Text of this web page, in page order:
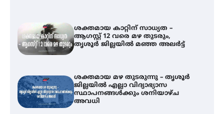
ശക്തമായ കാറ്റിന് സാധ്യത –
ആഗസ്റ്റ് 12 വരെ മഴ തുടരും,
തൃശൂർ ജില്ലയിൽ മഞ്ഞ അലർട്ട്
ശക്തമായ മഴ തുടരുന്നു – തൃശൂർ
ജില്ലയിൽ എല്ലാ വിദ്യാഭ്യാസ
സ്ഥാപനങ്ങൾക്കും ശനിയാഴ്ച
അവധി